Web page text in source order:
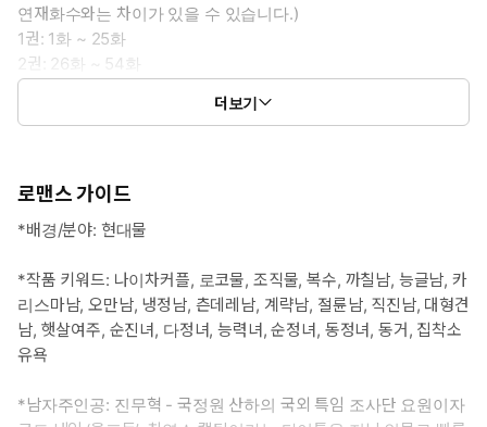
연재화수와는 차이가 있을 수 있습니다.)
1권: 1화 ~ 25화
2권: 26화 ~ 54화
3권: 55화 ~ 85화
더보기
로맨스 가이드
*배경/분야: 현대물
*작품 키워드: 나이차커플, 로코물, 조직물, 복수, 까칠남, 능글남, 카
리스마남, 오만남, 냉정남, 츤데레남, 계략남, 절륜남, 직진남, 대형견
남, 햇살여주, 순진녀, 다정녀, 능력녀, 순정녀, 동정녀, 동거, 집착소
유욕
*남자주인공: 진무혁 - 국정원 산하의 국외 특임 조사단 요원이자